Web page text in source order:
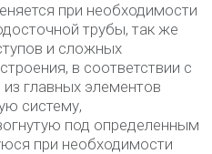
при необходимости
трубы, так же
и сложных
в соответствии с
главных элементов
систему,
под определенным
при необходимости